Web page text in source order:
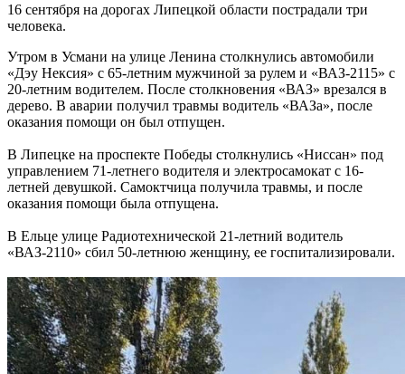
16 сентября на дорогах Липецкой области пострадали три
человека.
Утром в Усмани на улице Ленина столкнулись автомобили
«Дэу Нексия» с 65-летним мужчиной за рулем и «ВАЗ-2115» с
20-летним водителем. После столкновения «ВАЗ» врезался в
дерево. В аварии получил травмы водитель «ВАЗа», после
оказания помощи он был отпущен.
В Липецке на проспекте Победы столкнулись «Ниссан» под
управлением 71-летнего водителя и электросамокат с 16-
летней девушкой. Самоктчица получила травмы, и после
оказания помощи была отпущена.
В Ельце улице Радиотехнической 21-летний водитель
«ВАЗ-2110» сбил 50-летнюю женщину, ее госпитализировали.